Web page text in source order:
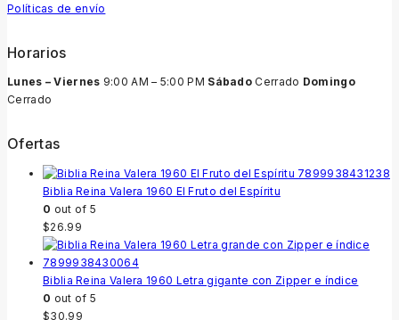
Políticas de envío
Horarios
Lunes – Viernes 9:00 AM – 5:00 PM Sábado Cerrado Domingo
Cerrado
Ofertas
Biblia Reina Valera 1960 El Fruto del Espíritu
0 out of 5
$26.99
Biblia Reina Valera 1960 Letra gigante con Zipper e índice
0 out of 5
$30.99